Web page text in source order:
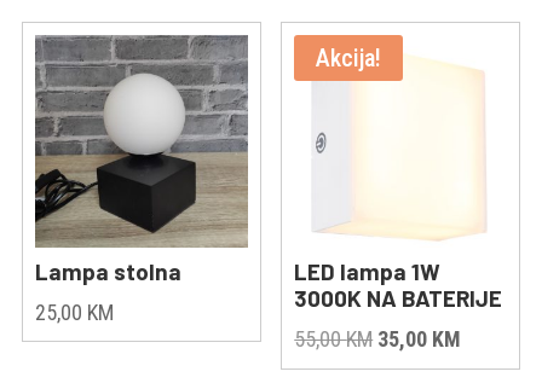
Lampa stolna
25,00 KM
Akcija!
LED lampa 1W
3000K NA BATERIJE
55,00KM Original
price
35,00 KM
price